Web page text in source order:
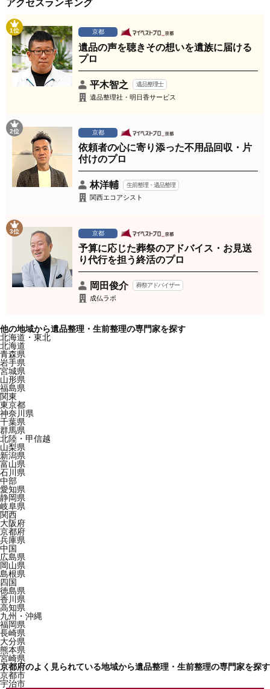
アクセスランキング
1位 京都
遺品の声を聴きその想いを遺族に届ける
プロ
平木智之 遺品整理士
遺品整理社・明日香サービス
2位 京都
依頼者の心に寄り添った不用品回収・片
付けのプロ
林洋輔 生前整理・遺品整理
関西エコアシスト
3位 京都
予算に応じた葬祭のアドバイス・お見送
り代行を担う終活のプロ
岡田俊介 葬祭アドバイザー
成仏ラボ
他の地域から遺品整理・生前整理の専門家を探す
北海道・東北
北海道
青森県
岩手県
宮城県
山形県
福島県
関東
東京都
神奈川県
千葉県
群馬県
北陸・甲信越
山梨県
新潟県
富山県
石川県
中部
愛知県
静岡県
岐阜県
関西
大阪府
京都府
兵庫県
中国
広島県
岡山県
島根県
四国
徳島県
香川県
高知県
九州・沖縄
福岡県
長崎県
大分県
熊本県
宮崎県
京都府のよく見られている地域から遺品整理・生前整理の専門家を探す
京都市
宇治市